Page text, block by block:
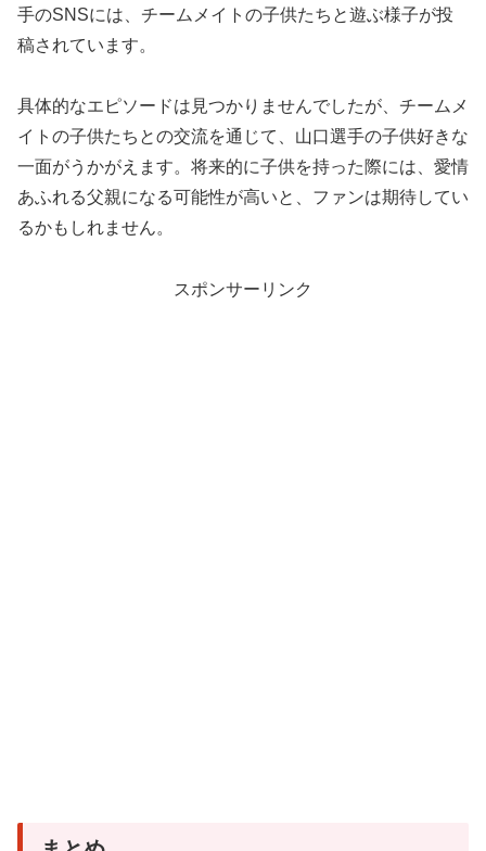
手のSNSには、チームメイトの子供たちと遊ぶ様子が投
稿されています。
具体的なエピソードは見つかりませんでしたが、チームメ
イトの子供たちとの交流を通じて、山口選手の子供好きな
一面がうかがえます。将来的に子供を持った際には、愛情
あふれる父親になる可能性が高いと、ファンは期待してい
るかもしれません。
スポンサーリンク